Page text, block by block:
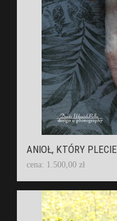
ANIOŁ, KTÓRY
cena: 1.500,00 zł